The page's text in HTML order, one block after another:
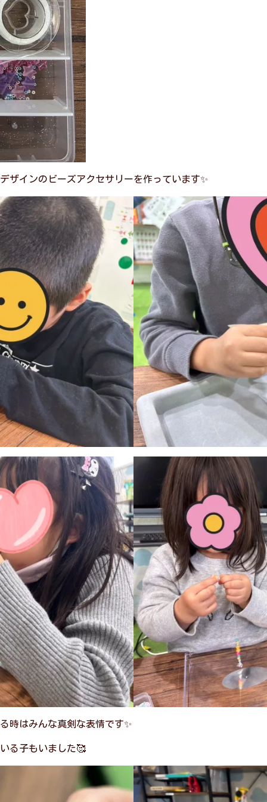
ザインのビーズアクセサリーを作っています✨
時はみんな真剣な表情です✨
る子もいました🥰